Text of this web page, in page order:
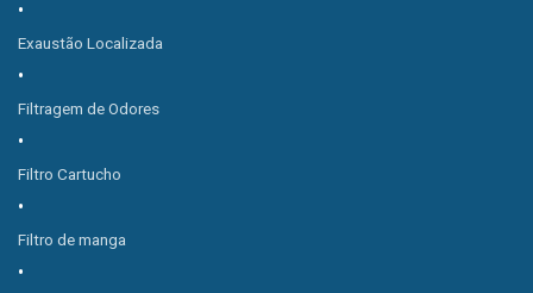
Exaustão Localizada
Filtragem de Odores
Filtro Cartucho
Filtro de manga